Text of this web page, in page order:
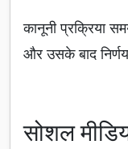
कानूनी प्रक्रिया
और उसके बाद
सोशल